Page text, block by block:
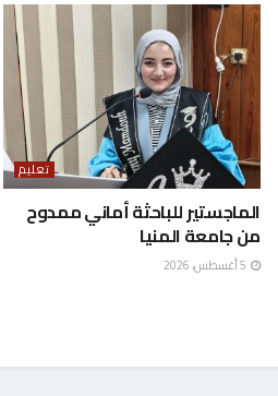
تعليم
الماجستير للباحثة أماني ممدوح
من جامعة المنيا